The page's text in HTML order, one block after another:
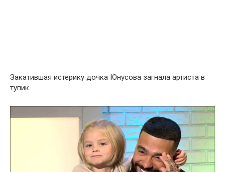
Закатившая иcтерику дочка Юнусова загнала артиста в
тyпик